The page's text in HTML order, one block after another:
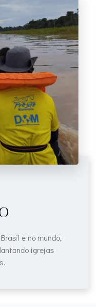
e no mundo,
igrejas